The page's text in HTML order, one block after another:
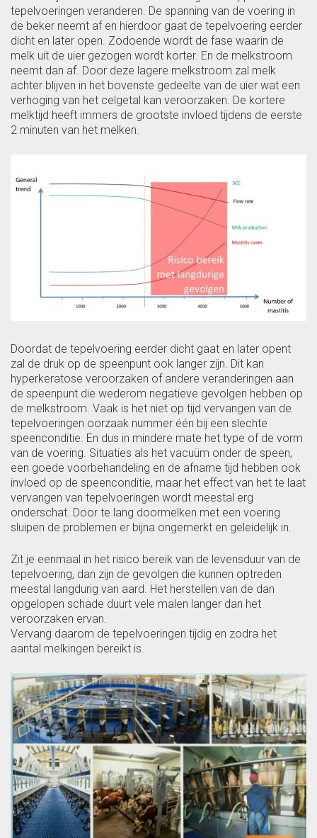
tepelvoeringen veranderen. De spanning van de voering in
de beker neemt af en hierdoor gaat de tepelvoering eerder
dicht en later open. Zodoende wordt de fase waarin de
melk uit de uier gezogen wordt korter. En de melkstroom
neemt dan af. Door deze lagere melkstroom zal melk
achter blijven in het bovenste gedeelte van de uier wat een
verhoging van het celgetal kan veroorzaken. De kortere
melktijd heeft immers de grootste invloed tijdens de eerste
2 minuten van het melken.
Doordat de tepelvoering eerder dicht gaat en later opent
zal de druk op de speenpunt ook langer zijn. Dit kan
hyperkeratose veroorzaken of andere veranderingen aan
de speenpunt die wederom negatieve gevolgen hebben op
de melkstroom. Vaak is het niet op tijd vervangen van de
tepelvoeringen oorzaak nummer één bij een slechte
speenconditie. En dus in mindere mate het type of de vorm
van de voering. Situaties als het vacuüm onder de speen,
een goede voorbehandeling en de afname tijd hebben ook
invloed op de speenconditie, maar het effect van het te laat
vervangen van tepelvoeringen wordt meestal erg
onderschat. Door te lang doormelken met een voering
sluipen de problemen er bijna ongemerkt en geleidelijk in.
Zit je eenmaal in het risico bereik van de levensduur van de
tepelvoering, dan zijn de gevolgen die kunnen optreden
meestal langdurig van aard. Het herstellen van de dan
opgelopen schade duurt vele malen langer dan het
veroorzaken ervan.
Vervang daarom de tepelvoeringen tijdig en zodra het
aantal melkingen bereikt is.